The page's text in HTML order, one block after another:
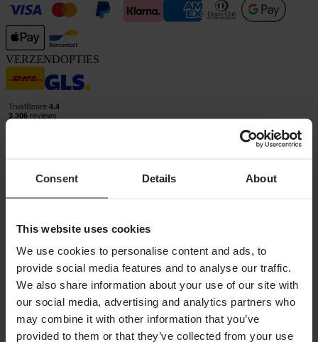
Consent Details About
This website uses cookies
We use cookies to personalise content and ads, to
provide social media features and to analyse our traffic.
We also share information about your use of our site with
our social media, advertising and analytics partners who
may combine it with other information that you’ve
provided to them or that they’ve collected from your use
VERZENDOPTIES
24MX is een onderdeel van Pierce Group AB
Handelsregister: Bolagsverket/Zweedse Kamer van Koophandel
Bedrijfsregistratienummer: 556763-1592
Gevolmachtigde vertegenwoordiger: Göran Dahlin
Btw-registratienummer: OSS VAT NO SE556763159201
SHOPPEN
Algemene Voorwaarden
Verzending & levering
Betaling